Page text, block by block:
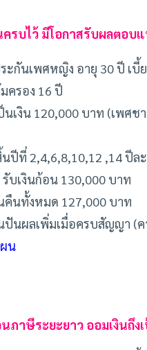
รบไว้ มีโอกาสรับผลตอบ
ะกันเพศหญิง อายุ 30 ปี เ
ครอง 16 ปี
นเงิน 120,000 บาท (เพศ
ปีที่ 2,4,6,8,10,12 ,14 ปีล
บเงินก้อน 130,000 บาท
คืนทั้งหมด 127,000 บาท
นปันผลเพิ่มเมื่อครบสัญญา
น
ภาษีระยะยาว ออมเงินถึง